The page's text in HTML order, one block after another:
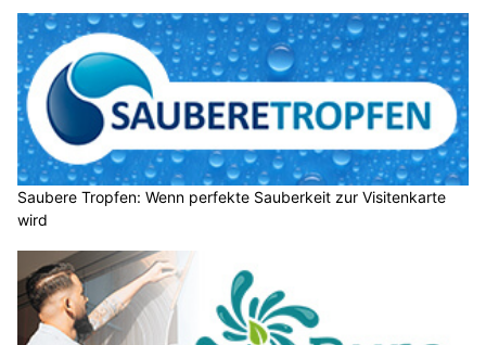
Saubere Tropfen: Wenn perfekte Sauberkeit zur Visitenkarte
wird